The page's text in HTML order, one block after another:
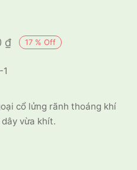
17 % Off
₫ Giá hiện tại
cổ lửng rãnh thoáng khí
vừa khít.